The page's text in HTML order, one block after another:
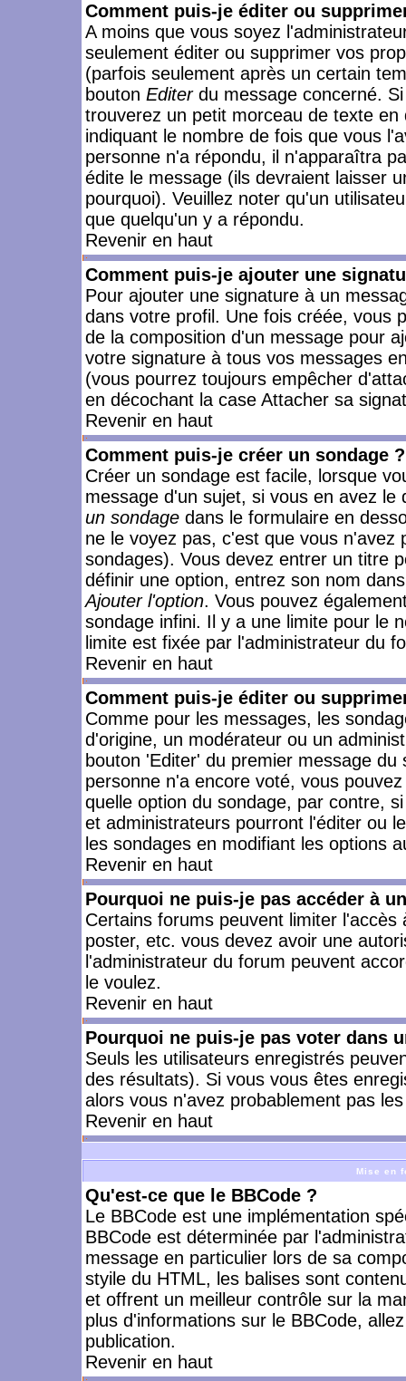
Comment puis-je éditer ou
A moins que vous soyez
seulement éditer ou supprimer vos
(parfois seulement après un certain
bouton Editerdu message concerné.
trouverez un petit morceau de texte
indiquant le nombre de fois que vous
personne n'a répondu, il n'apparaîtra
édite le message (ils devraient laisser
pourquoi). Veuillez noter qu'un
que quelqu'un y a répondu.
Revenir en haut
Comment puis-je ajouter une
Pour ajouter une signature à un
dans votre profil. Une fois créée, vous
de la composition d'un message pour
votre signature à tous vos messages
(vous pourrez toujours empêcher
en décochant la case Attacher sa
Revenir en haut
Comment puis-je créer un sondage ?
Créer un sondage est facile, lorsque
message d'un sujet, si vous en avez
un sondage dans le formulaire en
ne le voyez pas, c'est que vous
sondages). Vous devez entrer un titre
définir une option, entrez son nom
Ajouter l'option. Vous pouvez
sondage infini. Il y a une limite pour le
limite est fixée par l'administrateur du
Revenir en haut
Comment puis-je éditer ou
Comme pour les messages, les
d'origine, un modérateur ou un
bouton 'Editer' du premier message
personne n'a encore voté, vous
quelle option du sondage, par contre,
et administrateurs pourront l'éditer ou
les sondages en modifiant les options
Revenir en haut
Pourquoi ne puis-je pas accéder à
Certains forums peuvent limiter
poster, etc. vous devez avoir une
l'administrateur du forum peuvent
le voulez.
Revenir en haut
Pourquoi ne puis-je pas voter dans
Seuls les utilisateurs enregistrés
des résultats). Si vous vous êtes
alors vous n'avez probablement pas
Revenir en haut
Mise en
Qu'est-ce que le BBCode ?
Le BBCode est une implémentation
BBCode est déterminée par
message en particulier lors de sa
styile du HTML, les balises sont
et offrent un meilleur contrôle sur la
plus d'informations sur le BBCode,
publication.
Revenir en haut